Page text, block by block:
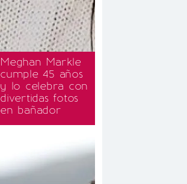
Meghan Markle
cumple 45 años
y lo celebra con
divertidas fotos
en bañador